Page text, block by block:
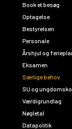
Book et besøg
Optagelse
Bestyrelsen
Personale
Årshjul og
Eksamen
Særlige behov
SU og
Værdigrundlag
Nøgletal
Datapolitik